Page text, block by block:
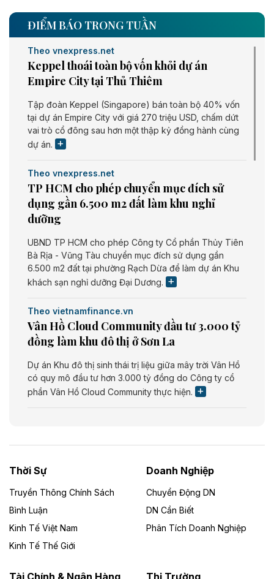
ĐIỂM BÁO TRONG TUẦN
Theo vnexpress.net
Keppel thoái toàn bộ vốn khỏi dự án
Empire City tại Thủ Thiêm
Tập đoàn Keppel (Singapore) bán toàn bộ 40% vốn
tại dự án Empire City với giá 270 triệu USD, chấm dứt
vai trò cổ đông sau hơn một thập kỷ đồng hành cùng
dự án.
Theo vnexpress.net
TP HCM cho phép chuyển mục đích sử
dụng gần 6.500 m2 đất làm khu nghỉ
dưỡng
UBND TP HCM cho phép Công ty Cổ phần Thủy Tiên
Bà Rịa - Vũng Tàu chuyển mục đích sử dụng gần
6.500 m2 đất tại phường Rạch Dừa để làm dự án Khu
khách sạn nghỉ dưỡng Đại Dương.
Theo vietnamfinance.vn
Vân Hồ Cloud Community đầu tư 3.000 tỷ
đồng làm khu đô thị ở Sơn La
Dự án Khu đô thị sinh thái trị liệu giữa mây trời Vân Hồ
có quy mô đầu tư hơn 3.000 tỷ đồng do Công ty cổ
phần Vân Hồ Cloud Community thực hiện.
Dự án Nhà máy xử lý rác và phát điện Bắc Giang do
Công ty TNHH Năng lượng môi trường Bắc Giang làm
Theo vietnamfinance.vn
Đức Long Gia Lai mở rộng ‘hệ sinh thái’
Lai
Thời Sự
Truyền Thông Chính Sách
Bình Luận
Kinh Tế Việt Nam
Kinh Tế Thế Giới
Doanh Nghiệp
Chuyển Động DN
DN Cần Biết
Phân Tích Doanh Nghiệp
Tài Chính & Ngân Hàng Thị Trường